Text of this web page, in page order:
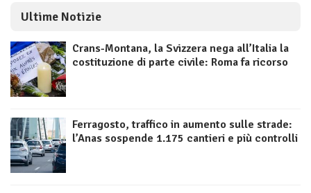
Ultime Notizie
Crans-Montana, la Svizzera nega all’Italia la
costituzione di parte civile: Roma fa ricorso
Ferragosto, traffico in aumento sulle strade:
l’Anas sospende 1.175 cantieri e più controlli